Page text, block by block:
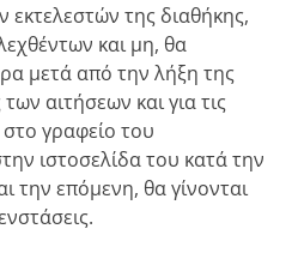
της διαθήκης,
και μη, θα
μετά από την λήξη της
αιτήσεων και για τις
γραφείο του
ιστοσελίδα του κατά την
την επόμενη, θα γίνονται